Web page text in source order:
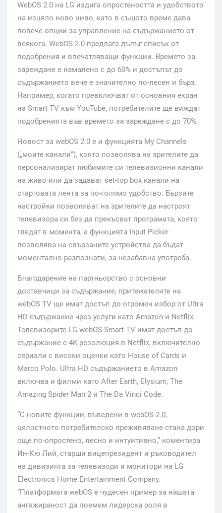
WebOS 2.0 на LG издига опростеността и удобството
на изцяло ново ниво, като в същото време дава
повече опции за управление на съдържанието от
всякога. WebOS 2.0 предлага дълъг списък от
подобрения и впечатляващи функции. Времето за
зареждане е намалено с до 60% и достъпът до
съдържанието вече е значително по-лесен и бърз.
Например, когато превключват от основния екран
на Smart TV към YouTube, потребителите ще виждат
подобренията във времето за зареждане с до 70%.
Новост за webOS 2.0 е и функцията My Channels
(„моите канали“), която позволява на зрителите да
персонализират любимите си телевизионни канали
на живо или да задават set-top box канали на
стартовата лента за по-голямо удобство. Бързите
настройки позволяват на зрителите да настроят
телевизора си без да прекъсват програмата, която
гледат в момента, а функцията Input Picker
позволява на свързаните устройства да бъдат
моментално разпознати, за незабавна употреба.
Благодарение на партньорство с основни
доставчици за съдържание, притежателите на
webOS TV ще имат достъп до огромен избор от Ultra
HD съдържание чрез услуги като Amazon и Netflix.
Телевизорите LG webOS Smart TV имат достъп до
съдържание с 4K резолюция в Netflix, включително
сериали с високи оценки като House of Cards и
Marco Polo. Ultra HD съдържанието в Amazon
включва и филми като After Earth, Elysium, The
Amazing Spider Man 2 и The Da Vinci Code.
“С новите функции, въведени в webOS 2.0,
цялостното потребителско преживяване стана дори
още по-опростено, лесно и интуитивно,” коментира
Ин-Кю Лий, старши вицепрезидент и ръководител
на дивизията за телевизори и монитори на LG
Electronics Home Entertainment Company.
“Платформата webOS е чудесен пример за нашата
ангажираност да поемем лидерска роля в